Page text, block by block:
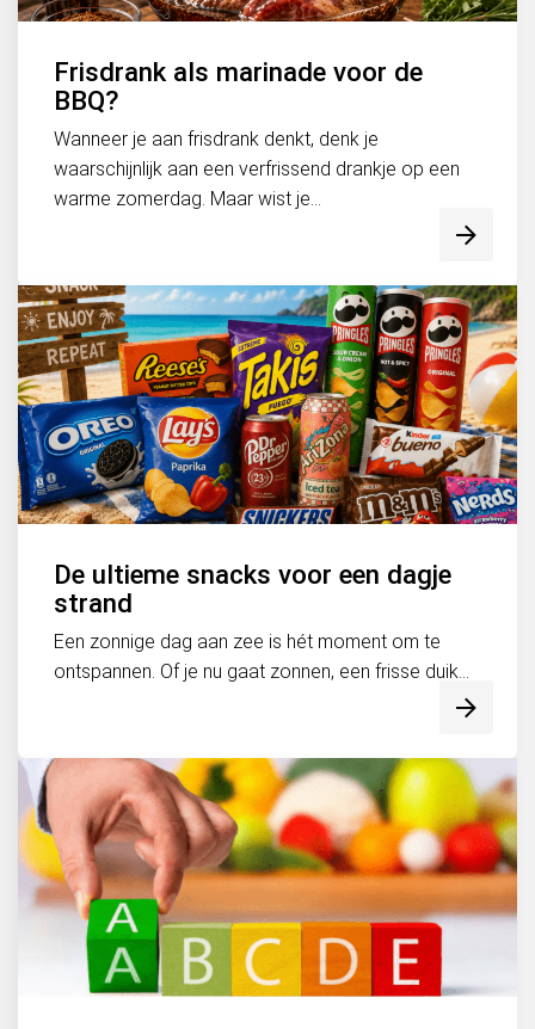
Frisdrank als marinade voor de
BBQ?
Wanneer je aan frisdrank denkt, denk je
waarschijnlijk aan een verfrissend drankje op een
warme zomerdag. Maar wist je...
De ultieme snacks voor een dagje
strand
Een zonnige dag aan zee is hét moment om te
ontspannen. Of je nu gaat zonnen, een frisse duik...